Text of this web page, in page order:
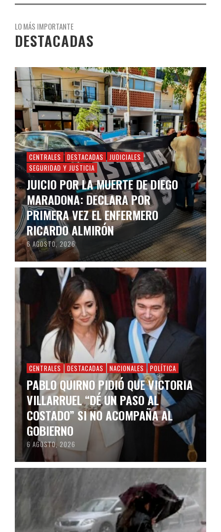
LO MÁS IMPORTANTE
DESTACADAS
CENTRALES DESTACADAS
JUDICIALES
SEGURIDAD Y JUSTICIA
JUICIO POR LA MUERTE DE DIEGO
MARADONA: DECLARA POR
PRIMERA VEZ EL ENFERMERO
RICARDO ALMIRÓN
6 AGOSTO, 2026
CENTRALES DESTACADAS NACIONALES POLÍTICA
PABLO QUIRNO PIDIÓ QUE VICTORIA
VILLARRUEL “DÉ UN PASO AL
COSTADO” SI NO ACOMPAÑA AL
GOBIERNO
6 AGOSTO, 2026